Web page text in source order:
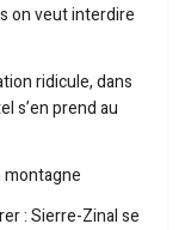
on veut interdire
ridicule, dans
s’en prend au
montagne
: Sierre-Zinal se